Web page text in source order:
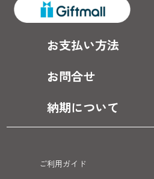
お支払い方法
お問合せ
納期について
ご利用ガイド